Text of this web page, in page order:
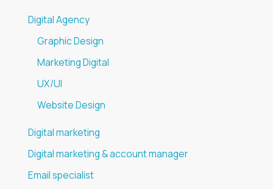
Digital Agency
Graphic Design
Marketing Digital
UX/UI
Website Design
Digital marketing
Digital marketing & account manager
Email specialist